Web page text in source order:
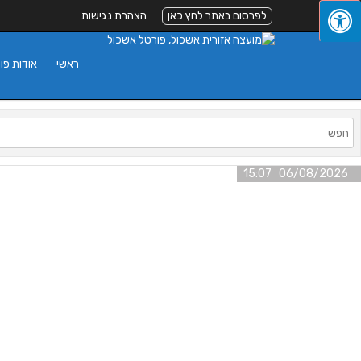
לפרסום באתר לחץ כאן הצהרת נגישות
אודות ראשי
06/08/2026 15:07